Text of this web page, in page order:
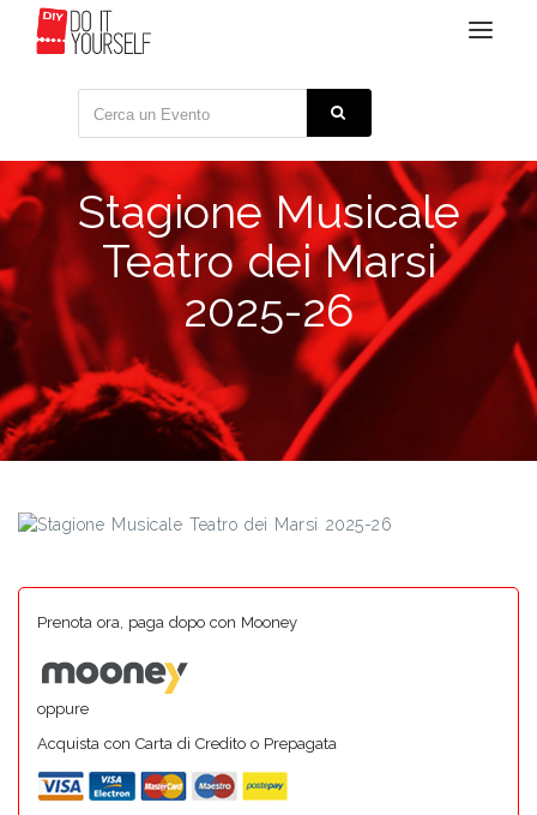
Toggle
Stagione Musicale
Teatro dei Marsi
2025-26
Prenota ora, paga dopo con Mooney
oppure
Acquista con Carta di Credito o Prepagata